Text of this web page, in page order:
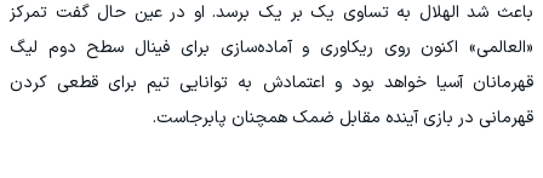
باعث شد الهلال به تساوی یک بر یک برسد. او در عین حال گفت تمرکز
«العالمی» اکنون روی ریکاوری و آماده‌سازی برای فینال سطح دوم لیگ
قهرمانان آسیا خواهد بود و اعتمادش به توانایی تیم برای قطعی کردن
قهرمانی در بازی آینده مقابل ضمک همچنان پابرجاست.